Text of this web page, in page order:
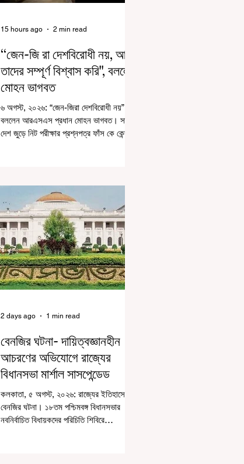
“জেন-জি রা দেশবিরোধী নয়, আমি
তাদের সম্পূর্ণ বিশ্বাস করি", বললেন
মোহন ভাগবত
৬ অগস্ট, ২০২৬: “জেন-জিরা দেশবিরোধী নয়”।
বললেন আরএসএস প্রধান মোহন ভাগবত। সারা
দেশ জুড়ে নিট পরীক্ষার প্রশ্নপত্র ফাঁস কে কেন্দ্র
আন্দোলনকারীরা দেশ বিরোধী কার্যকলাপের সঙ্গে
জড়িত এবং টাকা নিয়ে আন্দোলনে নেমেছে, সেটাই
ছিল মূল প্রতিপাদ্য সেই সব মানুষদের। কিন্তু
যেই সরকারের বিরুদ্ধে আন্দোলন, সেই সরকার
শিক্ষামন্ত্রীর পদত্যাগ করানোর পাশাপাশি ছাত্রদের
বাকি দাবিগুলিও ম
15 hours ago 2 min read
বেনজির ঘটনা- দায়িত্বজ্ঞানহীন
আচরণের অভিযোগে রাজ্যের
বিধানসভা মার্শাল সাসপেন্ডেড
কলকাতা, ৫ অগস্ট, ২০২৬: রাজ্যের ইতিহাসে
বেনজির ঘটনা। ১৮তম পশ্চিমবঙ্গ বিধানসভার
নবনির্বাচিত বিধায়কদের পরিচিতি শিবিরে
2 days ago 1 min read